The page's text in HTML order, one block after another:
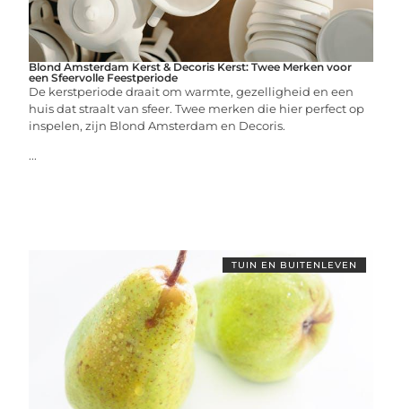
Blond Amsterdam Kerst & Decoris Kerst: Twee Merken voor
een Sfeervolle Feestperiode
De kerstperiode draait om warmte, gezelligheid en een
huis dat straalt van sfeer. Twee merken die hier perfect op
inspelen, zijn Blond Amsterdam en Decoris.
...
TUIN EN BUITENLEVEN